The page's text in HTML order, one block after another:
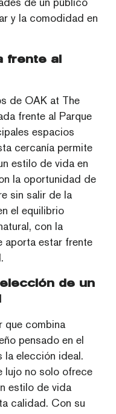
y la comodidad en
frente al
de OAK at The
frente al Parque
espacios
cercanía permite
estilo de vida en
la oportunidad de
sin salir de la
el equilibrio
con la
aporta estar frente
de un
que combina
pensado en el
la elección ideal.
lujo no solo ofrece
estilo de vida
calidad. Con su